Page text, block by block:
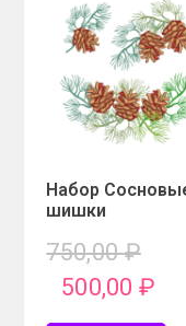
Набор
шишки
750,00₽
500,00₽